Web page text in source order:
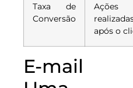
Taxa de
Conversão
Ações
após o
E-mail